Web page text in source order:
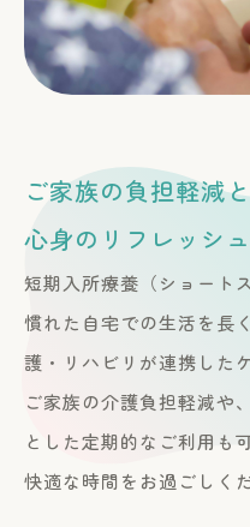
ご家族の負担軽減と
心身のリフレッシ
短期入所療養（ショート
慣れた自宅での生活を長
護・リハビリが連携した
ご家族の介護負担軽減や
とした定期的なご利用も
快適な時間をお過ごしくだ